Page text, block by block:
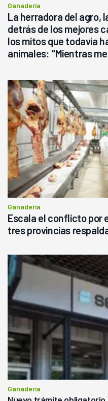
Ganadería
La herradora del agro,
detrás de los mejores
los mitos que todavía
animales: "Mientras
Ganadería
Escala el conflicto por
tres provincias
Ganadería